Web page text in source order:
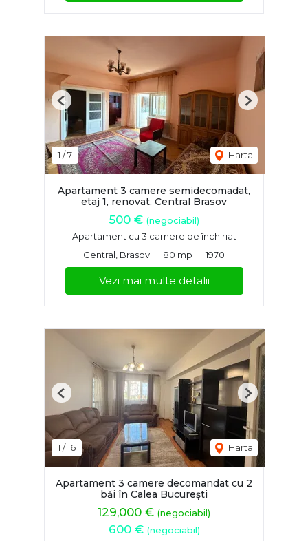
1 /7 Harta
Previous Next
Apartament 3 camere semidecomadat,
etaj 1, renovat, Central Brasov
500 € (negociabil)
Apartament cu 3 camere de închiriat
Central, Brasov
80 mp 1970
Vezi mai multe detalii
1 /16 Harta
Previous Next
Apartament 3 camere decomandat cu 2
băi în Calea București
129,000 € (negociabil)
600 € (negociabil)